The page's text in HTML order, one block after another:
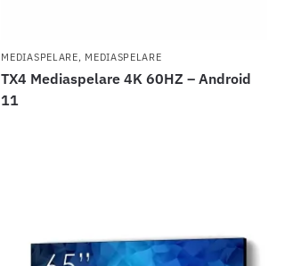
MEDIASPELARE, MEDIASPELARE
TX4 Mediaspelare 4K 60HZ – Android
11